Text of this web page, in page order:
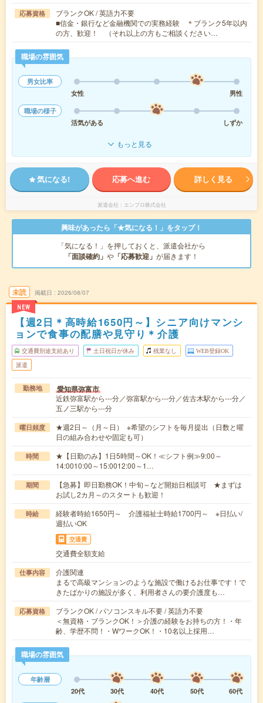
応募資格
ブランクOK / 英語力不要
■信金・銀行など金融機関での実務経験 ＊ブランク5年以内
の方、歓迎！ （それ以上の方もご相談ください…
職場の雰囲気
男女比率
女性
男性
職場の様子
活気がある
しずか
もっと見る
気になる! 応募へ進む 詳しく見る
派遣会社 エンプロ株式会社
興味があったら「★気になる！」をタップ！
「気になる！」を押しておくと、派遣会社から
「面談確約」 や 「応募歓迎」 が届きます！
未読
NEW
掲載日 2026/08/07
【週2日＊高時給1650円～】シニア向けマンシ
ョンで食事の配膳や見守り＊介護
交通費別途支給あり 土日祝日が休み 残業なし WEB登録OK
派遣
勤務地 愛知県弥富市
近鉄弥富駅から---分／弥富駅から---分／佐古木駅から---分／
五ノ三駅から---分
曜日頻度
★週2日～（月～日） ※希望のシフトを毎月提出（日数と曜
日の組み合わせや固定も可）
時間
★【日勤のみ】1日5時間～OK！≪シフト例≫9:00～
14:0010:00～15:0012:00～1…
期間
【急募】即日勤務OK！中旬～など開始日相談可 ★まずは
お試し2カ月～のスタートも歓迎！
時給
経験者時給1650円～ 介護福祉士時給1700円～ ※日払い/
週払いOK
交通費
交通費全額支給
仕事内容
介護関連
まるで高級マンションのような施設で働けるお仕事です！で
きたばかりの施設が多く、利用者さんの要介護度も…
応募資格
ブランクOK / パソコンスキル不要 / 英語力不要
＜無資格・ブランクOK！＞介護の経験をお持ちの方！・年
齢、学歴不問！・WワークOK！・10名以上採用…
職場の雰囲気
年齢層
20代
30代 40代 50代
60代